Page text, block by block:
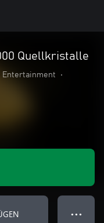
Quellkristalle
Entertainment
•
● ● ●